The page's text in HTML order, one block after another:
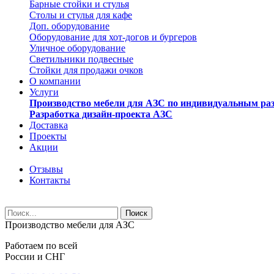
Барные стойки и стулья
Столы и стулья для кафе
Доп. оборудование
Оборудование для хот-догов и бургеров
Уличное оборудование
Светильники подвесные
Стойки для продажи очков
О компании
Услуги
Производство мебели для АЗС по индивидуальным
Разработка дизайн-проекта АЗС
Доставка
Проекты
Акции
Отзывы
Контакты
Производство мебели для АЗС
Работаем по всей
России и СНГ